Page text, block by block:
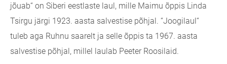
jõuab“ on Siberi eestlaste laul, mille Maimu õppis Linda
Tsirgu järgi 1923. aasta salvestise põhjal. “Joogilaul“
tuleb aga Ruhnu saarelt ja selle õppis ta 1967. aasta
salvestise põhjal, millel laulab Peeter Roosilaid.